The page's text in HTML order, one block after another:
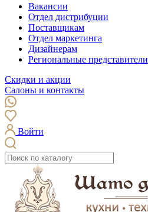
Вакансии
Отдел дистрибуции
Поставщикам
Отдел маркетинга
Дизайнерам
Региональные представители
Скидки и акции
Салоны и контакты
Войти